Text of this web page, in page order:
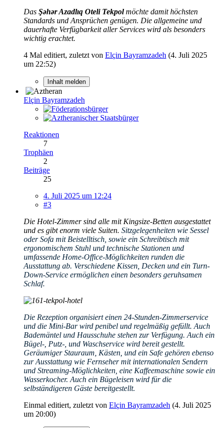
Das Şəhər Azadlıq Oteli Tekpolmöchte damit höchsten
Standards und Ansprüchen genügen. Die allgemeine und
dauerhafte Verfügbarkeit aller Services wird als besonders
wichtig erachtet.
4 Mal editiert, zuletzt von Elçin Bayramzadeh (4. Juli 2025
um 22:52)
Inhalt melden
Elçin Bayramzadeh
Reaktionen
7
Trophäen
2
Beiträge
25
4. Juli 2025 um 12:24
#3
Die Hotel-Zimmer sind alle mit Kingsize-Betten ausgestattet
und es gibt enorm viele Suiten. Sitzgelegenheiten wie Sessel
oder Sofa mit Beistelltisch, sowie ein Schreibtisch mit
ergonomischem Stuhl und technische Stationen und
umfassende Home-Office-Möglichkeiten runden die
Ausstattung ab. Verschiedene Kissen, Decken und ein Turn-
Down-Service ermöglichen einen besonders geruhsamen
Schlaf.
Die Rezeption organisiert einen 24-Stunden-Zimmerservice
und die Mini-Bar wird penibel und regelmäßig gefüllt. Auch
Bademäntel und Hausschuhe stehen zur Verfügung. Auch ein
Bügel-, Putz-, und Waschservice wird bereit gestellt.
Geräumiger Stauraum, Kästen, und ein Safe gehören ebenso
zur Ausstattung wie Fernseher mit internationalen Sendern
und Streaming-Möglichkeiten, eine Kaffeemaschine sowie ein
Wasserkocher. Auch ein Bügeleisen wird für die
selbständigeren Gäste bereitgestellt.
Einmal editiert, zuletzt von Elçin Bayramzadeh (4. Juli 2025
um 20:00)